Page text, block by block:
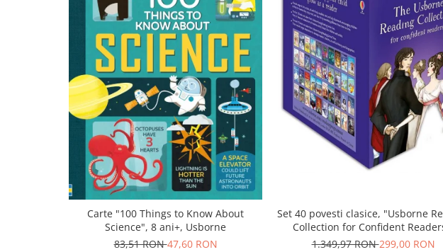
Carte "100 Things to Know About
Science", 8 ani+, Usborne
83,51 RON47,60 RON
Set 40 povesti clasice, "Usborne
Collection for Confident
Usborne
1.349,97 RON299,00 RON